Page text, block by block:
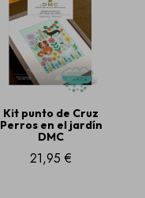
Kit punto de Cruz
Perros en el jardín
DMC
21,95 €